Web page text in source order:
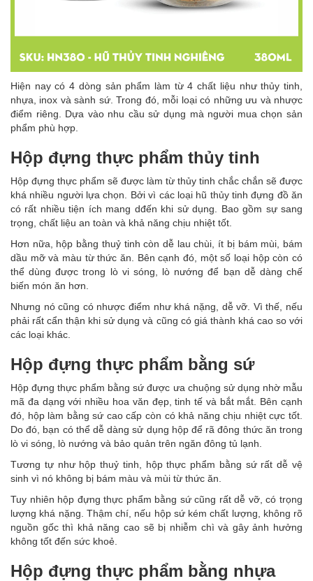
Hiện nay có 4 dòng sản phẩm làm từ 4 chất liệu như thủy tinh,
nhựa, inox và sành sứ. Trong đó, mỗi loại có những ưu và nhược
điểm riêng. Dựa vào nhu cầu sử dụng mà người mua chọn sản
phẩm phù hợp.
Hộp đựng thực phẩm thủy tinh
Hộp đựng thực phẩm sẽ được làm từ thủy tinh chắc chắn sẽ được
khá nhiều người lựa chọn. Bởi vì các loại hũ thủy tinh đựng đồ ăn
có rất nhiều tiện ích mang dđến khi sử dụng. Bao gồm sự sang
trọng, chất liệu an toàn và khả năng chịu nhiệt tốt.
Hơn nữa, hộp bằng thuỷ tinh còn dễ lau chùi, ít bị bám mùi, bám
dầu mỡ và màu từ thức ăn. Bên cạnh đó, một số loại hộp còn có
thể dùng được trong lò vi sóng, lò nướng để bạn dễ dàng chế
biến món ăn hơn.
Nhưng nó cũng có nhược điểm như khá nặng, dễ vỡ. Vì thế, nếu
phải rất cẩn thận khi sử dụng và cũng có giá thành khá cao so với
các loại khác.
Hộp đựng thực phẩm bằng sứ
Hộp đựng thực phẩm bằng sứ được ưa chuộng sử dụng nhờ mẫu
mã đa dạng với nhiều hoa văn đẹp, tinh tế và bắt mắt. Bên cạnh
đó, hộp làm bằng sứ cao cấp còn có khả năng chịu nhiệt cực tốt.
Do đó, bạn có thể dễ dàng sử dụng hộp để rã đông thức ăn trong
lò vi sóng, lò nướng và bảo quản trên ngăn đông tủ lạnh.
Tương tự như hộp thuỷ tinh, hộp thực phẩm bằng sứ rất dễ vệ
sinh vì nó không bị bám màu và mùi từ thức ăn.
Tuy nhiên hộp đựng thực phẩm bằng sứ cũng rất dễ vỡ, có trọng
lượng khá nặng. Thậm chí, nếu hộp sứ kém chất lượng, không rõ
nguồn gốc thì khả năng cao sẽ bị nhiễm chì và gây ảnh hưởng
không tốt đến sức khoẻ.
Hộp đựng thực phẩm bằng nhựa